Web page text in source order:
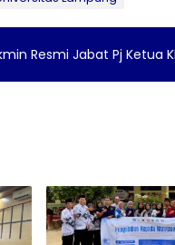
Resmi Jabat Pj Ketua